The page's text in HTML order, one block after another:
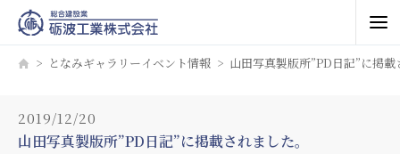
となみギャラリーイベント情報 山田写真製版所”PD日記”に掲
2019/12/20
山田写真製版所”PD日記”に掲載されました。